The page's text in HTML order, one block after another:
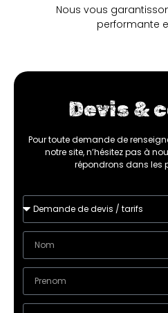
Nous vous
performante
Devis &
Pour toute demande de
notre site, n’hésitez pas à
répondrons dans les